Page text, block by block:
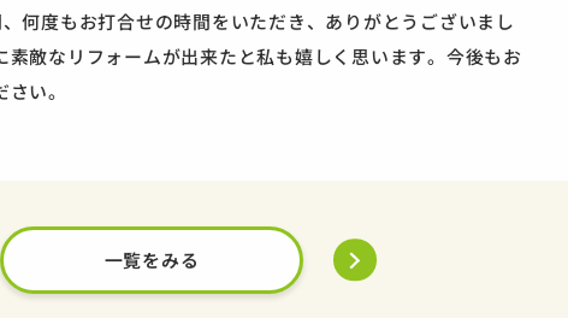
何度もお打合せの時間をいただき、ありがとうございまし
素敵なリフォームが出来たと私も嬉しく思います。今後もお
い。
一覧をみる